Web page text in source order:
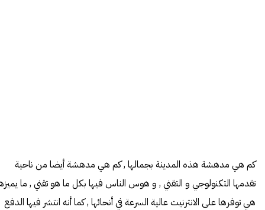
كم هي مدهشة هذه المدينة بجمالها , كم هي مدهشة أيضا من ناحية
تقدمها التكنولوجي و التقني , و هوس الناس فيها بكل ما هو تقني , ما
هي توفرها على الانترنيت عالية السرعة في أنحائها , كما أنه انتشر فيها الدفع